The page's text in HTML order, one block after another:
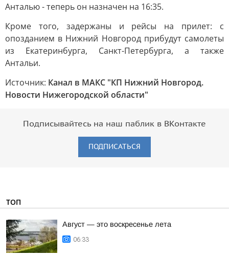
Анталью - теперь он назначен на 16:35.
Кроме того, задержаны и рейсы на прилет: с
опозданием в Нижний Новгород прибудут самолеты
из Екатеринбурга, Санкт-Петербурга, а также
Антальи.
Источник: Канал в МАКС "КП Нижний Новгород.
Новости Нижегородской области"
Подписывайтесь на наш паблик в ВКонтакте
ПОДПИСАТЬСЯ
ТОП
Август — это воскресенье лета
06:33